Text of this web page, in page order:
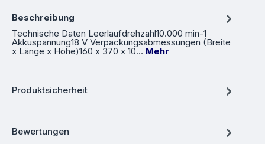
Beschreibung
Technische Daten Leerlaufdrehzahl10.000 min-1
Akkuspannung18 V Verpackungsabmessungen (Breite
x Länge x Höhe)160 x 370 x 10… Mehr
Produktsicherheit
Bewertungen